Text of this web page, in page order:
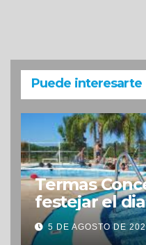
Puede interesarte
Termas
festejar el
grandes
5 DE AGOSTO DE